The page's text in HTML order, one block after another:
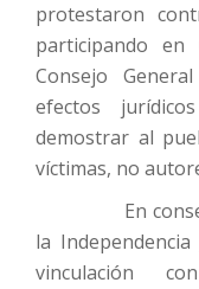
protestaron
participando en
Consejo
efectos
demostrar al
víctimas, no
En
la
vinculación